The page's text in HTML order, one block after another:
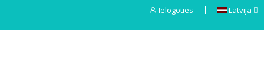
Ielogoties Latvija